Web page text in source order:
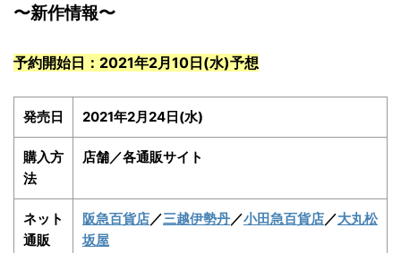
〜新作情報〜
予約開始日：2021年2月10日(水)予想
発売日 2021年2月24日(水)
購入方
法
店舗／各通販サイト
ネット
通販
阪急百貨店／三越伊勢丹／小田急百貨店／大丸松
坂屋